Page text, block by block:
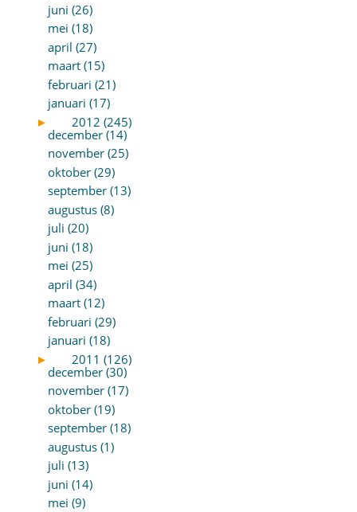
juni (26)
mei (18)
april (27)
maart (15)
februari (21)
januari (17)
►
2012 (245)
december (14)
november (25)
oktober (29)
september (13)
augustus (8)
juli (20)
juni (18)
mei (25)
april (34)
maart (12)
februari (29)
januari (18)
►
2011 (126)
december (30)
november (17)
oktober (19)
september (18)
augustus (1)
juli (13)
juni (14)
mei (9)